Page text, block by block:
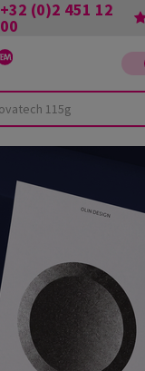
+32 (0)2 451 12
00